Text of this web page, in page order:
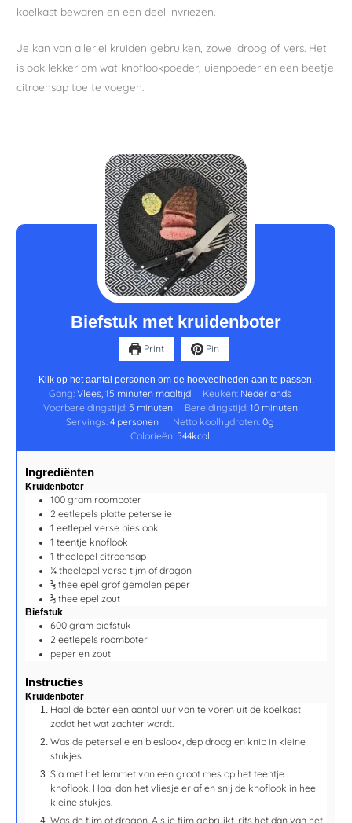
koelkast bewaren en een deel invriezen.
Je kan van allerlei kruiden gebruiken, zowel droog of vers. Het
is ook lekker om wat knoflookpoeder, uienpoeder en een beetje
citroensap toe te voegen.
Biefstuk met kruidenboter
Print Pin
Klik op het aantal personen om de hoeveelheden aan te passen.
Gang:Vlees, 15 minuten maaltijd Keuken: Nederlands
Voorbereidingstijd: 5
minuten
minuten Bereidingstijd: 10 minuten
Servings:4 personen Netto koolhydraten: 0g
Calorieën: 544kcal
Ingrediënten
Kruidenboter
100 gram roomboter
2 eetlepels platte peterselie
1 eetlepel verse bieslook
1 teentje knoflook
1 theelepel citroensap
¼ theelepel verse tijm of dragon
⅛ theelepel grof gemalen peper
⅛ theelepel zout
Biefstuk
600 gram biefstuk
2 eetlepels roomboter
peper en zout
Instructies
Kruidenboter
Haal de boter een aantal uur van te voren uit de koelkast
zodat het wat zachter wordt.
Was de peterselie en bieslook, dep droog en knip in kleine
stukjes.
Sla met het lemmet van een groot mes op het teentje
knoflook. Haal dan het vliesje er af en snij de knoflook in heel
kleine stukjes.
Was de tijm of dragon. Als je tijm gebruikt, rits het dan van het